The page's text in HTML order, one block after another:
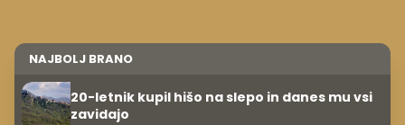
NAJBOLJ BRANO
20-letnik kupil hišo na slepo in danes mu vsi
zavidajo